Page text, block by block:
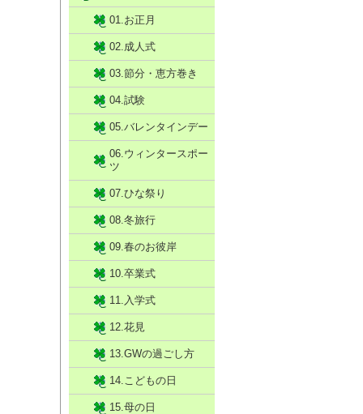
01.お正月
02.成人式
03.節分・恵方巻き
04.試験
05.バレンタインデー
06.ウィンタースポー
ツ
07.ひな祭り
08.冬旅行
09.春のお彼岸
10.卒業式
11.入学式
12.花見
13.GWの過ごし方
14.こどもの日
15.母の日